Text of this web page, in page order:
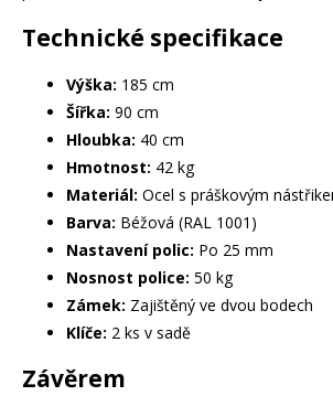
Technické specifikace
Výška: 185 cm
Šířka: 90 cm
Hloubka: 40 cm
Hmotnost: 42 kg
Materiál: Ocel s práškovým
Barva: Béžová (RAL 1001)
Nastavení polic: Po 25 mm
Nosnost police: 50 kg
Zámek: Zajištěný ve dvou bodech
Klíče: 2 ks v sadě
Závěrem